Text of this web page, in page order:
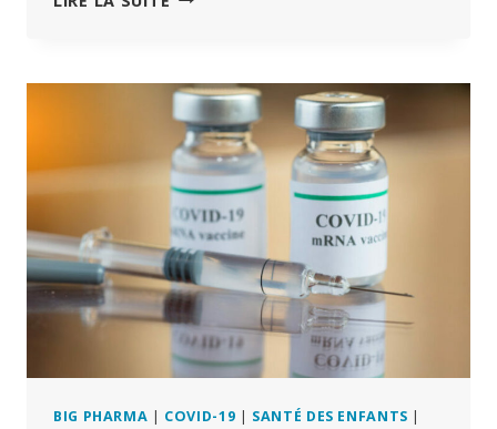
SUR
LE
VACCIN
ANTI-
VIH
À
ARNM
APRÈS
AVOIR
SIGNALÉ
UN
TAUX
ÉLEVÉ
SECONDAIRES
BIG PHARMA | COVID-19 | SANTÉ DES ENFANTS |